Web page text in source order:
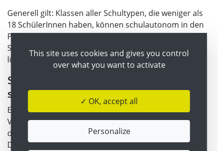
Generell gilt: Klassen aller Schultypen, die weniger als
18 SchülerInnen haben, können schulautonom in den
Präsenzunterricht zurückkehren bzw. sind vom
Schichtbetrieb ausgenommen. Voraussetzung ist eine
lückenlose Einhaltung der Hygienebestimmungen.
Schulveranstaltungen und
schulbezogene Veranstaltungen
Eintägige Schulveranstaltungen und schulbezogene
Veranstaltungen dürfen nun unter strikter Einhaltung
der notwendigen Hygienebestimmungen und
Durchführung einer Risikoabwägung stattfinden.
This site uses cookies and gives you control
over what you want to activate
✓ OK, accept all
Personalize